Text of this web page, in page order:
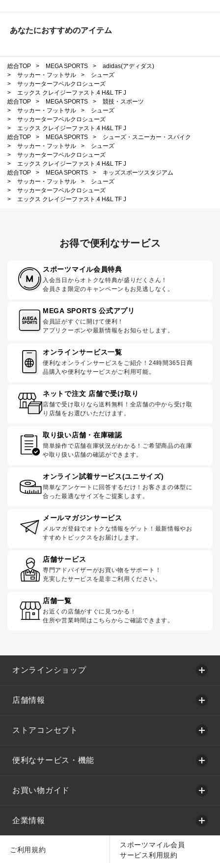
あなたにおすすめのアイテム
総合TOP > MEGA SPORTS >
adidas(アディダス)
>
サッカー・フットサル >
シューズ
>
サッカーターフベルクロシューズ
>
エックス クレイジーファスト.4 H&L TF J
総合TOP
> MEGA SPORTS >
競技・スポーツ
>
サッカー・フットサル >
シューズ
>
サッカーターフベルクロシューズ
>
エックス クレイジーファスト.4 H&L TF J
総合TOP
> MEGA SPORTS >
シューズ・スニーカー・スパイク
>
サッカー・フットサル >
シューズ
>
サッカーターフベルクロシューズ
>
エックス クレイジーファスト.4 H&L TF J
総合TOP
> MEGA SPORTS >
キッズスポーツスタジアム
>
サッカー・フットサル >
シューズ
>
サッカーターフベルクロシューズ
>
エックス クレイジーファスト.4 H&L TF J
お得で便利なサービス
スポーツマイル会員特典
入会当日からオトクな特典が盛りだくさん！
会員さま限定のキャンペーンもお見逃しなく。
MEGA SPORTS 公式アプリ
会員証がすぐに開けて便利！
アプリクーポンや最新情報をお知らせします。
オンラインサービス一覧
便利なオンラインサービスをご紹介！24時間365日商
品購入や便利なサービスがご利用可能。
ネットで注文 店舗で受け取り
店舗で受け取りなら送料無料！全店舗の中から受け取
り店舗をお選びいただけます。
取り扱い店舗・在庫確認
簡単操作で店舗在庫状況がわかる！ご希望商品の在庫
や取り扱い店舗の確認ができます。
オンライン試着サービス(ユニサイズ)
簡単なアンケートに回答するだけ！お客さまの体型に
合った最適なサイズをご提案します。
メールマガジンサービス
メルマガ登録でオトクな情報をゲット！最新情報やお
すすめトピックスをお届けします。
店舗サービス
専門アドバイザーがお買い物をサポート！
充実したサービスを是非ご利用ください。
店舗一覧
お近くの店舗がすぐに見つかる！
住所や営業時間はこちらからご確認できます。
オンラインショップ
店舗情報
ストアコンセプト
便利なサービス・機能
お買い物ガイド
企業情報
ご利用規約
スポーツマイル会員
サービス利用規約